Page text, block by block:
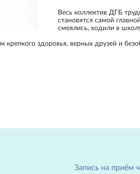
Весь коллектив ДГБ
становятся самой
смеялись, ходили в
крепкого здоровья, верных друзей и
Запись на приём